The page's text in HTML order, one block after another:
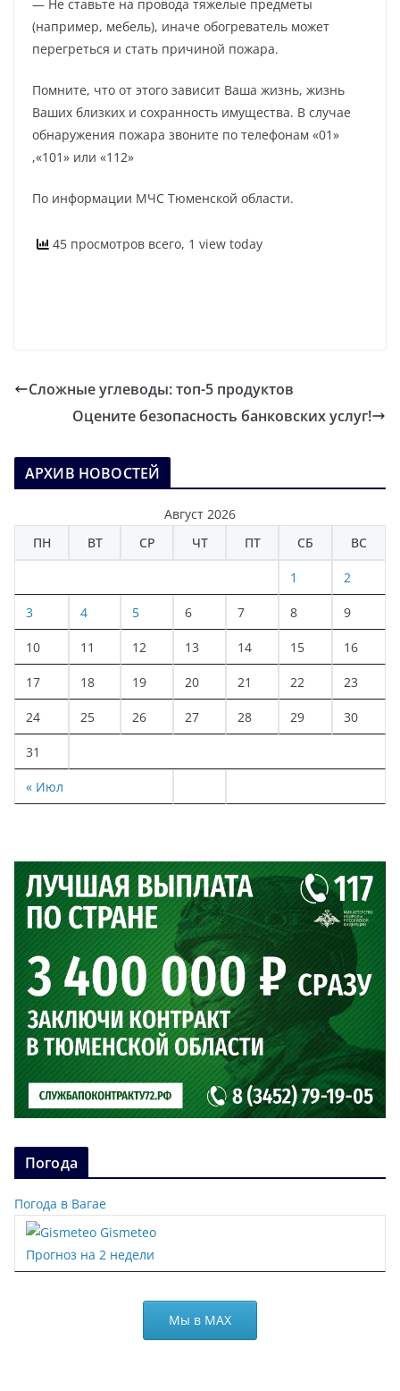
— Не ставьте на провода тяжелые предметы
(например, мебель), иначе обогреватель может
перегреться и стать причиной пожара.
Помните, что от этого зависит Ваша жизнь, жизнь
Ваших близких и сохранность имущества. В случае
обнаружения пожара звоните по телефонам «01»
,«101» или «112»
По информации МЧС Тюменской области.
45 просмотров всего, 1 view today
Сложные углеводы: топ-5 продуктов
Оцените безопасность банковских услуг!
АРХИВ НОВОСТЕЙ
Август 2026
ПН
ВТ СР ЧТ ПТ СБ ВС
« Июл
1 2
3 4 5 6 7 8 9
10 11 12 13 14 15 16
17 18 19 20 21 22 23
24 25 26 27 28 29 30
31
Погода
Погода в Вагае
Gismeteo
Прогноз на 2 недели
Мы в МАХ